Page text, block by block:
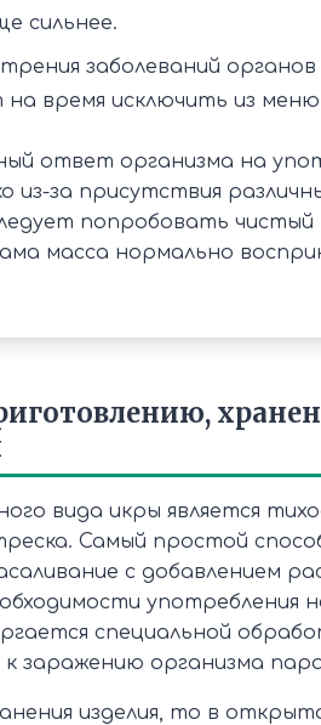
сильнее.
заболеваний
время исключить из
ответ организма на
из-за присутствия
попробовать
масса нормально
вида икры является
Самый простой
с добавлением
употребления
специальной
заражению организма
изделия, то в